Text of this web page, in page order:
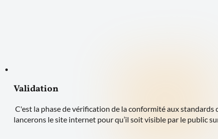
Validation
C'est la phase de vérification de la conformité aux
lancerons le site internet pour qu’il soit visible par le public